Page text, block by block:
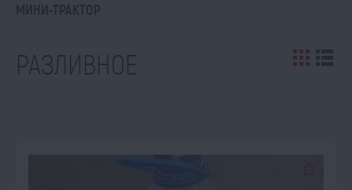
МИНИ-ТРАКТОР
РАЗЛИВНОЕ